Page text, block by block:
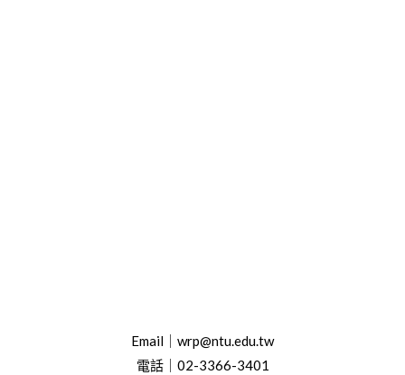
Email｜wrp@ntu.edu.tw
電話｜02-3366-3401